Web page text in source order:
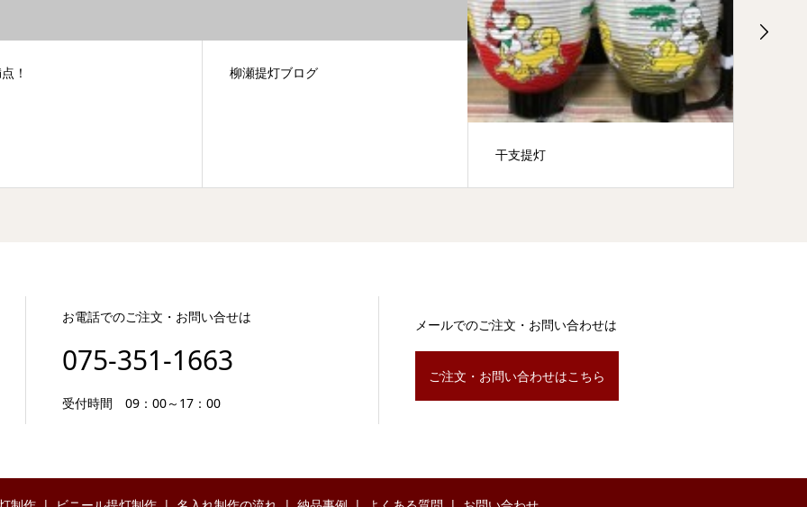
！ 柳瀬提灯ブログ
干支提灯
お電話でのご注文・お問い合せは
075-351-1663
受付時間 09：00～17：00
メールでのご注文・お問い合わせは
ご注文・お問い合わせはこちら